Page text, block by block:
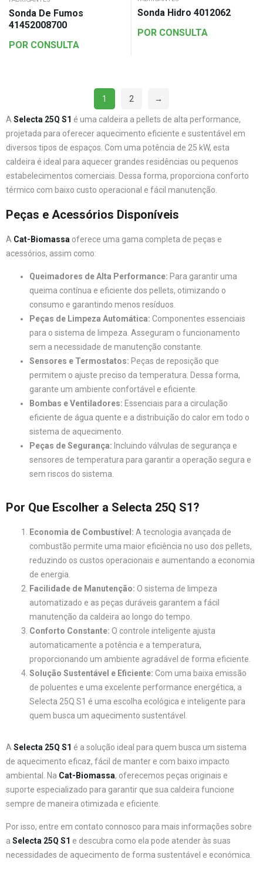
Sonda De Fumos
41452008700
POR CONSULTA
Sonda Hidro 4012062
POR CONSULTA
1 2 →
A Selecta 25Q S1 é uma caldeira a pellets de alta performance,
projetada para oferecer aquecimento eficiente e sustentável em
diversos tipos de espaços. Com uma potência de 25 kW, esta
caldeira é ideal para aquecer grandes residências ou pequenos
estabelecimentos comerciais. Dessa forma, proporciona conforto
térmico com baixo custo operacional e fácil manutenção.
Peças e Acessórios Disponíveis
A Cat-Biomassa oferece uma gama completa de peças e
acessórios, assim como:
Queimadores de Alta Performance: Para garantir uma
queima contínua e eficiente dos pellets, otimizando o
consumo e garantindo menos resíduos.
Peças de Limpeza Automática: Componentes essenciais
para o sistema de limpeza. Asseguram o funcionamento
sem a necessidade de manutenção constante.
Sensores e Termostatos: Peças de reposição que
permitem o ajuste preciso da temperatura. Dessa forma,
garante um ambiente confortável e eficiente.
Bombas e Ventiladores: Essenciais para a circulação
eficiente de água quente e a distribuição do calor em todo o
sistema de aquecimento.
Peças de Segurança: Incluindo válvulas de segurança e
sensores de temperatura para garantir a operação segura e
sem riscos do sistema.
Por Que Escolher a Selecta 25Q S1?
Economia de Combustível: A tecnologia avançada de
combustão permite uma maior eficiência no uso dos pellets,
reduzindo os custos operacionais e aumentando a economia
de energia.
Facilidade de Manutenção: O sistema de limpeza
automatizado e as peças duráveis garantem a fácil
manutenção da caldeira ao longo do tempo.
Conforto Constante: O controle inteligente ajusta
automaticamente a potência e a temperatura,
proporcionando um ambiente agradável de forma eficiente.
Solução Sustentável e Eficiente: Com uma baixa emissão
de poluentes e uma excelente performance energética, a
Selecta 25Q S1 é uma escolha ecológica e inteligente para
quem busca um aquecimento sustentável.
A Selecta 25Q S1 é a solução ideal para quem busca um sistema
de aquecimento eficaz, fácil de manter e com baixo impacto
ambiental. Na Cat-Biomassa, oferecemos peças originais e
suporte especializado para garantir que sua caldeira funcione
sempre de maneira otimizada e eficiente.
Por isso, entre em contato connosco para mais informações sobre
a Selecta 25Q S1 e descubra como ela pode atender às suas
necessidades de aquecimento de forma sustentável e económica.